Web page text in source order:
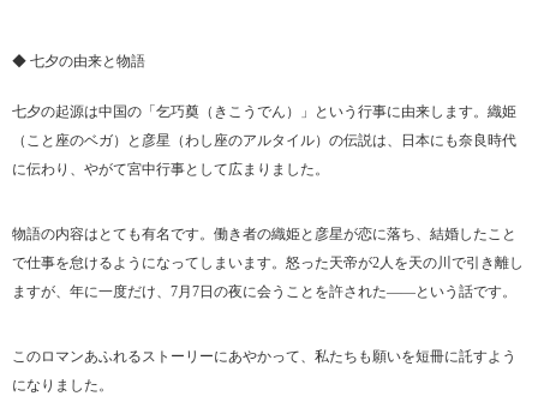
◆ 七夕の由来と物語
七夕の起源は中国の「乞巧奠（きこうでん）」という行事に由来します。織姫
（こと座のベガ）と彦星（わし座のアルタイル）の伝説は、日本にも奈良時代
に伝わり、やがて宮中行事として広まりました。
物語の内容はとても有名です。働き者の織姫と彦星が恋に落ち、結婚したこと
で仕事を怠けるようになってしまいます。怒った天帝が2人を天の川で引き離し
ますが、年に一度だけ、7月7日の夜に会うことを許された――という話です。
このロマンあふれるストーリーにあやかって、私たちも願いを短冊に託すよう
になりました。